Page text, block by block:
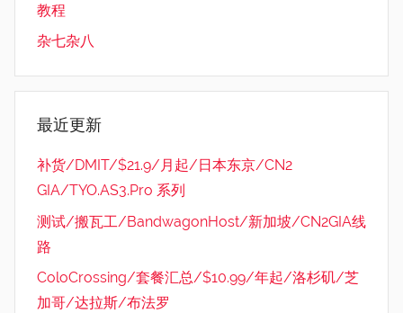
教程
杂七杂八
最近更新
补货/DMIT/$21.9/月起/日本东京/CN2
GIA/TYO.AS3.Pro 系列
测试/搬瓦工/BandwagonHost/新加坡/CN2GIA线
路
ColoCrossing/套餐汇总/$10.99/年起/洛杉矶/芝
加哥/达拉斯/布法罗